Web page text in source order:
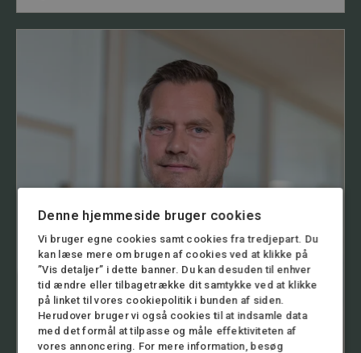
Denne hjemmeside bruger cookies
Vi bruger egne cookies samt cookies fra tredjepart. Du
kan læse mere om brugen af cookies ved at klikke på
”Vis detaljer” i dette banner. Du kan desuden til enhver
tid ændre eller tilbagetrække dit samtykke ved at klikke
på linket til vores cookiepolitik i bunden af siden.
Herudover bruger vi også cookies til at indsamle data
med det formål at tilpasse og måle effektiviteten af
vores annoncering. For mere information, besøg